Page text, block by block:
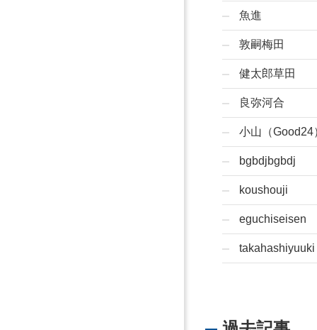
魚進
敦嗣梅田
健太郎草田
良弥河合
小山（Good24
bgbdjbgbdj
koushouji
eguchiseisen
takahashiyuuki